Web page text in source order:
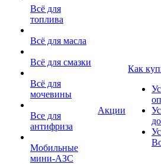
Всё для
топлива
Всё для масла
Всё для смазки
Всё для
мочевины
Все для
антифриза
Мобильные
мини-АЗС
Акции
Как